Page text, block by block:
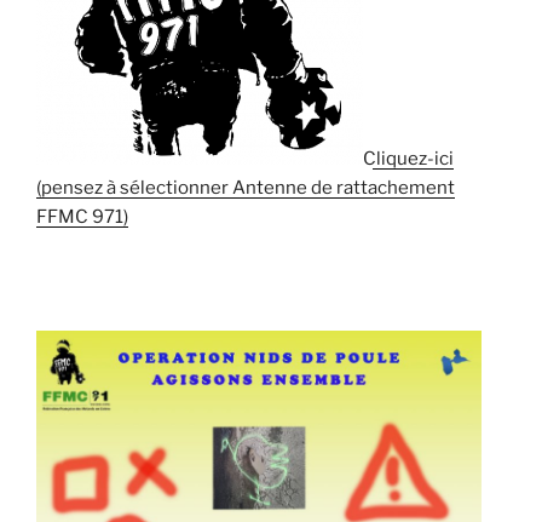
Cliquez-ici
(pensez à sélectionner Antenne de rattachement
FFMC 971)